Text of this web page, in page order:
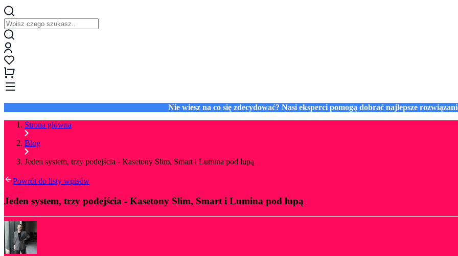
Nie wiesz na co się zdecydować? Nasi eksperci pomogą dobrać najlepsze
Strona główna
Blog
Jeden system, trzy podejścia - Kasetony Slim, Smart i Lumina pod lupą
Powrót do listy wpisów
Jeden system, trzy podejścia - Kasetony Slim, Smart i Lumina pod lupą